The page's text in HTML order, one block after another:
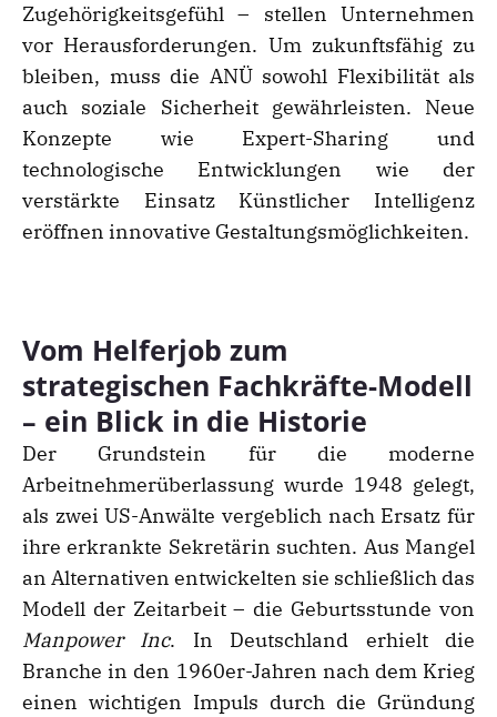
Zugehörigkeitsgefühl – stellen Unternehmen
vor Herausforderungen. Um zukunftsfähig zu
bleiben, muss die ANÜ sowohl Flexibilität als
auch soziale Sicherheit gewährleisten. Neue
Konzepte wie Expert-Sharing und
technologische Entwicklungen wie der
verstärkte Einsatz Künstlicher Intelligenz
eröffnen innovative Gestaltungsmöglichkeiten.
Vom Helferjob zum
strategischen Fachkräfte-Modell
– ein Blick in die Historie
Der Grundstein für die moderne
Arbeitnehmerüberlassung wurde 1948 gelegt,
als zwei US-Anwälte vergeblich nach Ersatz für
ihre erkrankte Sekretärin suchten. Aus Mangel
an Alternativen entwickelten sie schließlich das
Modell der Zeitarbeit – die Geburtsstunde von
Manpower Inc. In Deutschland erhielt die
Branche in den 1960er-Jahren nach dem Krieg
einen wichtigen Impuls durch die Gründung